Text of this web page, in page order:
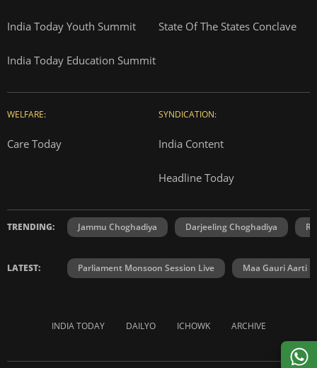
India Today Youth Summit State Of The States Conclave
India Today Education Summit
WELFARE:
Care Today
SYNDICATION:
India Content
Headline Today
TRENDING: Jammu Choghadiya Darjeeling Choghadiya
LATEST: Parliament Monsoon Session Live Maa Gauri Aarti
INDIA TODAY DAILYO ICHOWK ARCHIVE